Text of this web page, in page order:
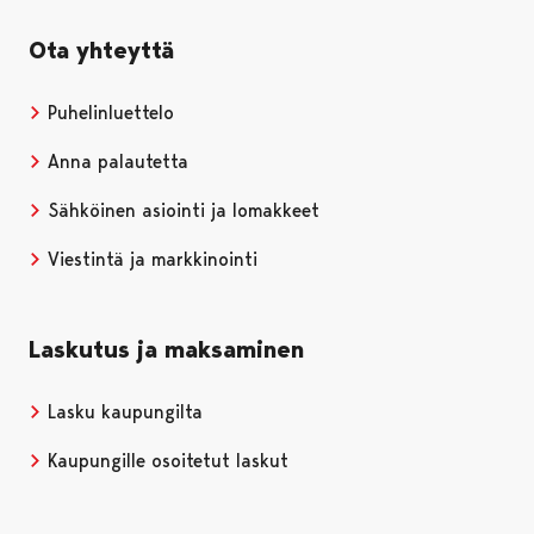
Ota yhteyttä
Puhelinluettelo
Anna palautetta
Sähköinen asiointi ja lomakkeet
Viestintä ja markkinointi
Laskutus ja maksaminen
Lasku kaupungilta
Kaupungille osoitetut laskut